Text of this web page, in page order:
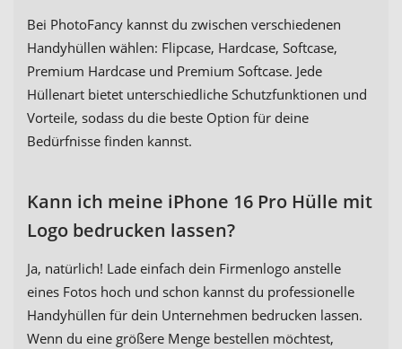
Bei PhotoFancy kannst du zwischen verschiedenen
Handyhüllen wählen: Flipcase, Hardcase, Softcase,
Premium Hardcase und Premium Softcase. Jede
Hüllenart bietet unterschiedliche Schutzfunktionen und
Vorteile, sodass du die beste Option für deine
Bedürfnisse finden kannst.
Kann ich meine iPhone 16 Pro Hülle mit
Logo bedrucken lassen?
Ja, natürlich! Lade einfach dein Firmenlogo anstelle
eines Fotos hoch und schon kannst du professionelle
Handyhüllen für dein Unternehmen bedrucken lassen.
Wenn du eine größere Menge bestellen möchtest,